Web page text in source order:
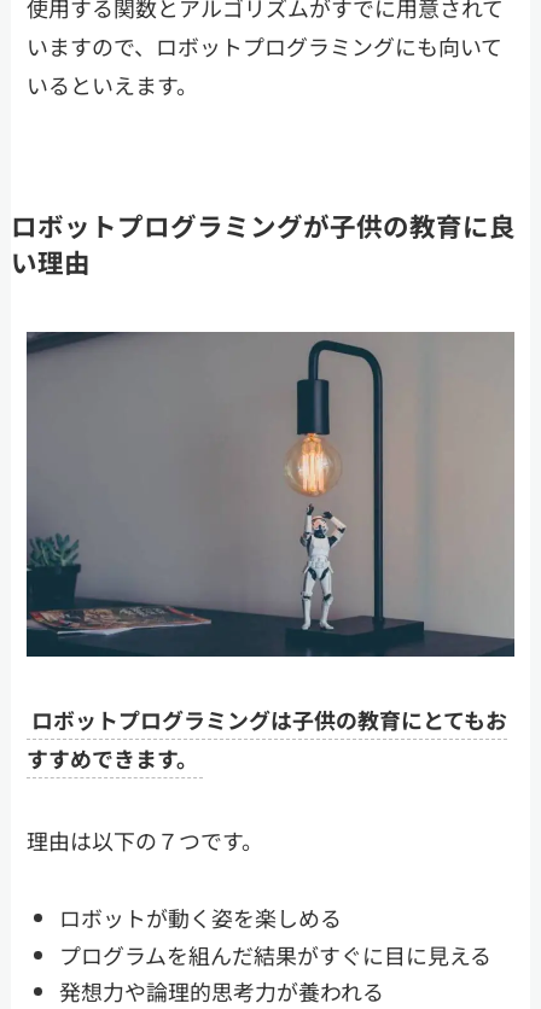
使用する関数とアルゴリズムがすでに用意されて
いますので、ロボットプログラミングにも向いて
いるといえます。
ロボットプログラミングが子供の教育に良
い理由
ロボットプログラミングは子供の教育にとてもお
すすめできます。
理由は以下の７つです。
ロボットが動く姿を楽しめる
プログラムを組んだ結果がすぐに目に見える
発想力や論理的思考力が養われる